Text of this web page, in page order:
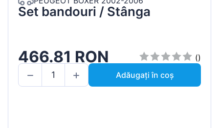
Set bandouri / Stânga
466.81 RON
()
Adăugați în coș